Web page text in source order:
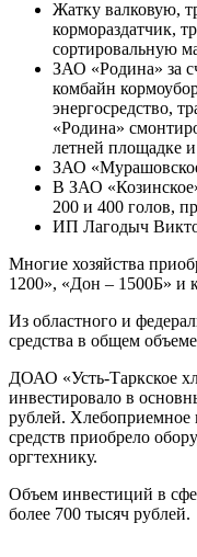
Жатку валковую,
кормораздатчик,
сортировальную
ЗАО «Родина» за
комбайн
энергосредство,
«Родина»
летней площадке
ЗАО
В ЗАО
200 и 400 голов,
ИП Лагодыч
Многие хозяйства
1200», «Дон – 1500Б» и
Из областного и
средства в общем
ДОАО «Усть-Таркское
инвестировало в
рублей. Хлебоприемное
средств приобрело
оргтехнику.
Объем инвестиций в
более 700 тысяч рублей.